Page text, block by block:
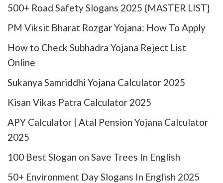
500+ Road Safety Slogans 2025 {MASTER LIST}
PM Viksit Bharat Rozgar Yojana: How To Apply
How to Check Subhadra Yojana Reject List
Online
Sukanya Samriddhi Yojana Calculator 2025
Kisan Vikas Patra Calculator 2025
APY Calculator | Atal Pension Yojana Calculator
2025
100 Best Slogan on Save Trees In English
50+ Environment Day Slogans In English 2025